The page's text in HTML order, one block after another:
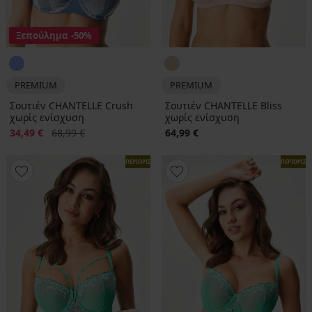
Ξεπούλημα -50%
PREMIUM
Σουτιέν CHANTELLE Crush
χωρίς ενίσχυση
Έκπτωση
34,49 € Αρχική τιμή
68,99 €
PREMIUM
Σουτιέν CHANTELLE Bliss
χωρίς ενίσχυση
64,99 €
ΠΕΡΙΟΡΙΣΜΕΝΑ